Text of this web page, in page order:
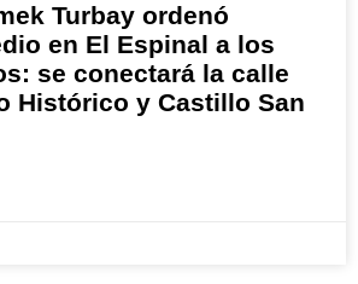
Turbay ordenó
en El Espinal a los
se conectará la calle
Histórico y Castillo San